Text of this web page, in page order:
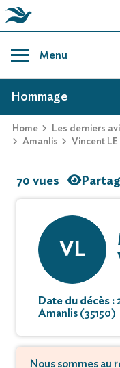
content
Menu
AVIS DE
Home Les derniers
Amanlis
Vincent LE
Hommage
70 vues
VL
Date du décès :
Amanlis (35150)
Nous sommes au